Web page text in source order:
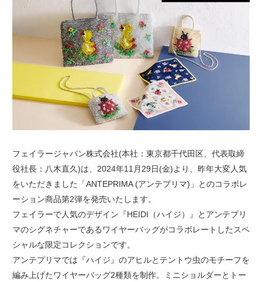
フェイラージャパン株式会社(本社：東京都千代田区、代表取締
役社長：八木直久)は、2024年11月29日(金)より、昨年大変人気
をいただきました「ANTEPRIMA (アンテプリマ)」とのコラボレ
ーション商品第2弾を発売いたします。
フェイラーで人気のデザイン『HEIDI（ハイジ）』とアンテプリ
マのシグネチャーであるワイヤーバッグがコラボレートしたスペ
シャルな限定コレクションです。
アンテプリマでは『ハイジ』のアヒルとテントウ虫のモチーフを
編み上げたワイヤーバッグ2種類を制作。ミニショルダーとトー